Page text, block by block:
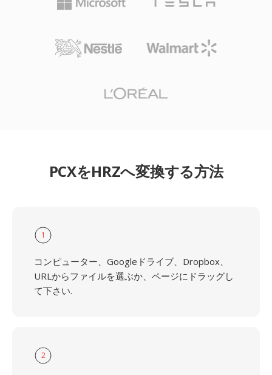
PCXをHRZへ変換する方法
1
コンピューター、Googleドライブ、Dropbox、
URLからファイルを選ぶか、ページにドラッグし
て下さい.
2